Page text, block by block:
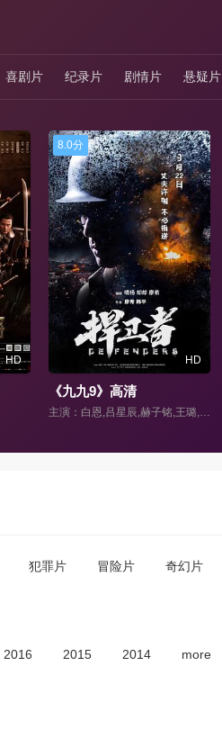
喜剧片 纪录片 剧情片 悬疑片
HD
9.0分
HD
《新婚》日剧
主演：马提亚斯·施维赫夫,马克西姆·梅米特,汉诺·科夫勒,蒂尔·施威格,理查德·克莱科,约瑟夫·费因斯,琳娜·海蒂,伊韦塔·伊里茨科瓦
犯罪片 冒险片 奇幻片
2016 2015 2014 more